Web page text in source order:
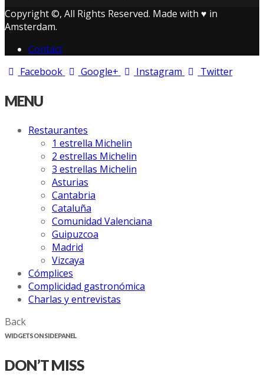
Copyright ©, All Rights Reserved. Made with ♥ in
Amsterdam.
Contact
Facebook
Google+ Instagram Twitter
MENU
Restaurantes
1 estrella Michelin
2 estrellas Michelin
3 estrellas Michelin
Asturias
Cantabria
Cataluña
Comunidad Valenciana
Guipuzcoa
Madrid
Vizcaya
Cómplices
Complicidad gastronómica
Charlas y entrevistas
Back
WIDGETS ON SIDE PANEL
DON’T MISS